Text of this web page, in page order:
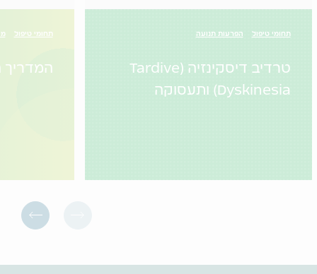
תחומי טיפול הפרעות תנועה
טרדיב דיסקינזיה (Tardive
Dyskinesia) ותעסוקה
תחומי טיפול
המדריך